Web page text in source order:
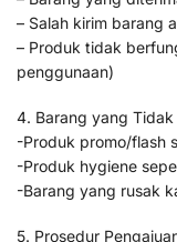
– Salah kirim barang
– Produk tidak
penggunaan)
4. Barang yang Tidak
-Produk promo/flash
-Produk hygiene
-Barang yang rusak
5. Prosedur